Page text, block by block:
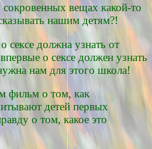
вещах какой-то
нашим детям?!
сексе должна узнать от
о сексе должен узнать
нам для этого школа!
фильм о том, как
детей первых
о том, какое это